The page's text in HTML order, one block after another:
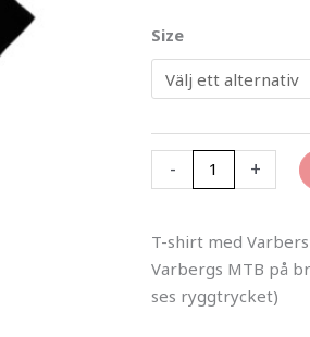
Size
-
T-
shirt
mängd
+
T-shirt med
Varbergs MTB på
ses ryggtrycket)